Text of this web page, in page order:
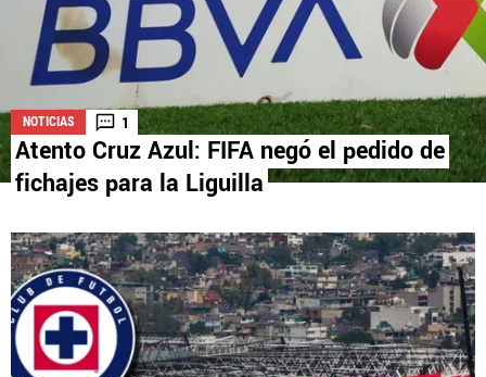
NOTICIAS 1
Atento Cruz Azul: FIFA negó el pedido de
fichajes para la Liguilla